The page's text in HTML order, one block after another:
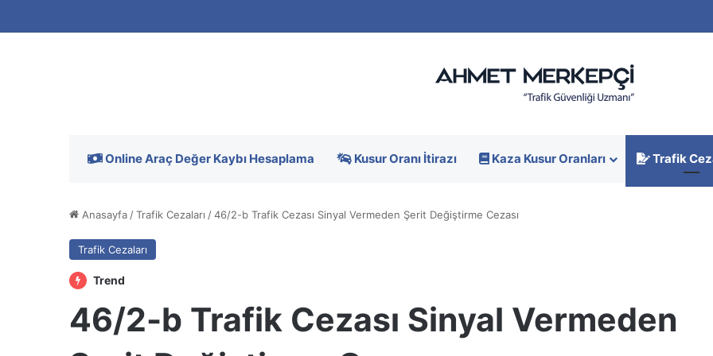
Online Araç Değer Kaybı Hesaplama Kusur Oranı İtirazı Kaza Kusur Oranları Trafik
Anasayfa /Trafik Cezaları /46/2-b Trafik Cezası Sinyal Vermeden Şerit Değiştirme Cezası
Trafik Cezaları
Trend
46/2-b Trafik Cezası Sinyal Vermeden